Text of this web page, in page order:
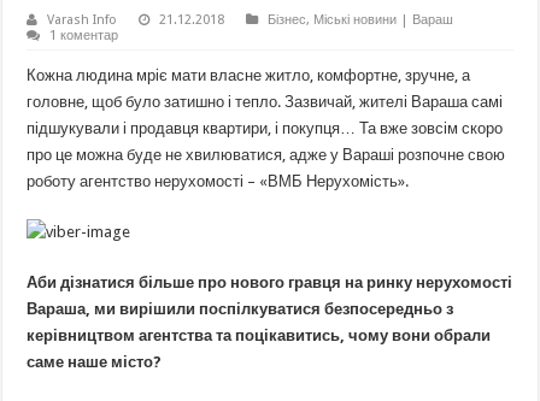
Varash Info 21.12.2018 Бізнес, Міські новини | Вараш
1 коментар
Кожна людина мріє мати власне житло, комфортне, зручне, а
головне, щоб було затишно і тепло. Зазвичай, жителі Вараша самі
підшукували і продавця квартири, і покупця… Та вже зовсім скоро
про це можна буде не хвилюватися, адже у Вараші розпочне свою
роботу агентство нерухомості – «ВМБ Нерухомість».
Аби дізнатися більше про нового гравця на ринку нерухомості
Вараша, ми вирішили поспілкуватися безпосередньо з
керівництвом агентства та поцікавитись, чому вони обрали
саме наше місто?